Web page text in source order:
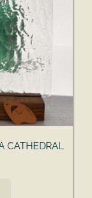
CATHEDRAL